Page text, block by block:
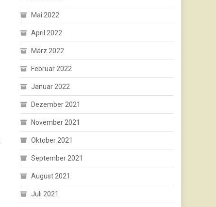
Mai 2022
April 2022
März 2022
Februar 2022
Januar 2022
Dezember 2021
November 2021
Oktober 2021
September 2021
August 2021
Juli 2021